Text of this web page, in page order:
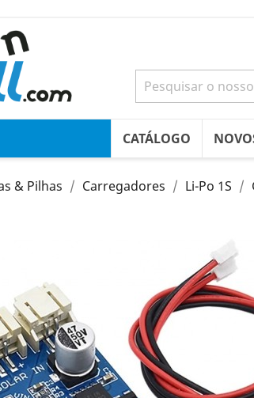
CATÁLOGO
& Pilhas Carregadores Li-Po 1S